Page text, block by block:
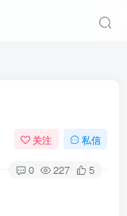
关注 私信
0 227 5